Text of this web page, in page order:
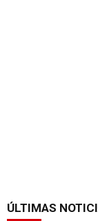
ÚLTIMAS